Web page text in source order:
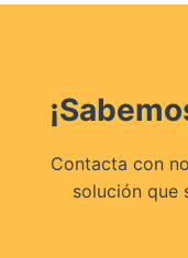
Contacta con
solución que